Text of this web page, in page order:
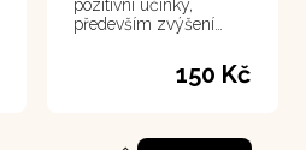
pozitivní účinky,
především zvýšení
150 Kč